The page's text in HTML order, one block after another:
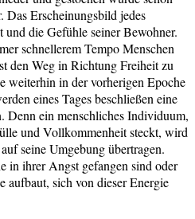
Das Erscheinungsbild jedes
und die Gefühle seiner Bewohner.
schnellerem Tempo Menschen
den Weg in Richtung Freiheit zu
weiterhin in der vorherigen Epoche
eines Tages beschließen eine
Denn ein menschliches Individuum,
und Vollkommenheit steckt, wird
seine Umgebung übertragen.
in ihrer Angst gefangen sind oder
aufbaut, sich von dieser Energie